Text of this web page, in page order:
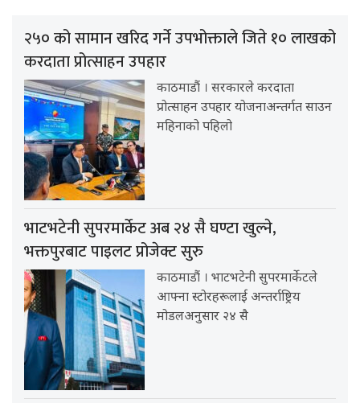
२५० को सामान खरिद गर्ने उपभोक्ताले जिते १० लाखको
करदाता प्रोत्साहन उपहार
काठमाडौं । सरकारले करदाता
प्रोत्साहन उपहार योजनाअन्तर्गत साउन
महिनाको पहिलो
भाटभटेनी सुपरमार्केट अब २४ सै घण्टा खुल्ने,
भक्तपुरबाट पाइलट प्रोजेक्ट सुरु
काठमाडौं । भाटभटेनी सुपरमार्केटले
आफ्ना स्टोरहरूलाई अन्तर्राष्ट्रिय
मोडलअनुसार २४ सै